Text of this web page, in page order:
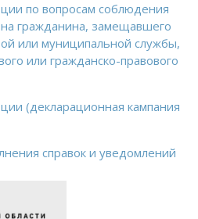
по вопросам соблюдения
гражданина, замещавшего
или муниципальной службы,
или гражданско-правового
(декларационная кампания
справок и уведомлений